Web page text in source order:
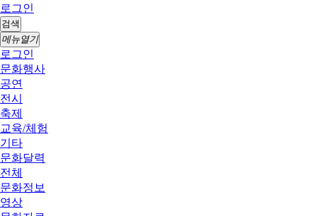
로그인
검색
메뉴열기
로그인
문화행사
공연
전시
축제
교육/체험
기타
문화달력
전체
문화정보
영상